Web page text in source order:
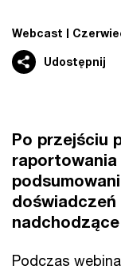
Webcast
Udostępnij
Po przejściu
raportowania
Podczas